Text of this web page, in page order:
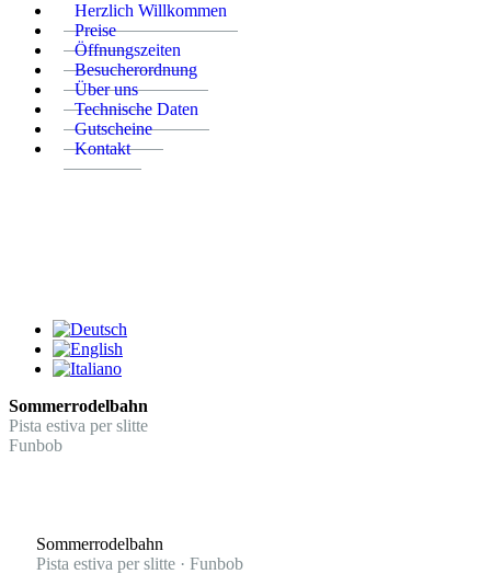
Herzlich Willkommen
Preise
Öffnungszeiten
Besucherordnung
Über uns
Technische Daten
Gutscheine
Kontakt
Sommerrodelbahn
Pista estiva per slitte
Funbob
Sommerrodelbahn
Pista estiva per slitte · Funbob